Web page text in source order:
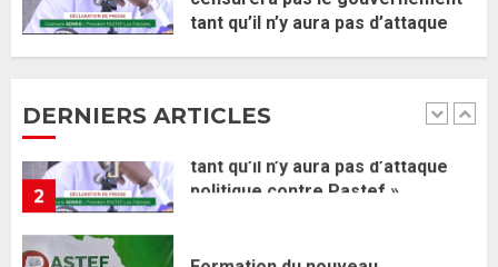
tant qu’il n’y aura pas d’attaque
DERNIERS ARTICLES
2
Ousmane Sonko rassure : «
politique contre Pastef »
Formation du nouveau